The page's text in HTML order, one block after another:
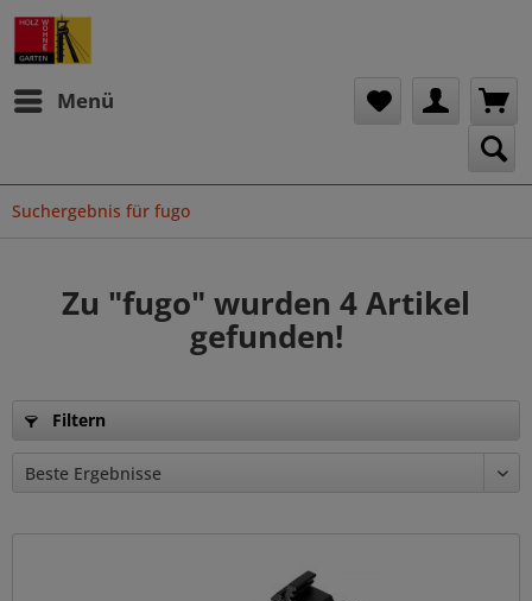
Menü
Suchergebnis für fugo
Zu "fugo" wurden 4Artikel
gefunden!
Filtern